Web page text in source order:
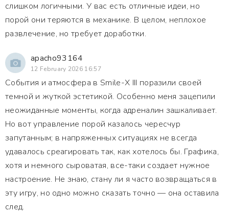
слишком логичными. У вас есть отличные идеи, но
порой они теряются в механике. В целом, неплохое
развлечение, но требует доработки.
apacho93164
12 February 2026 16:57
События и атмосфера в Smile-X III поразили своей
темной и жуткой эстетикой. Особенно меня зацепили
неожиданные моменты, когда адреналин зашкаливает.
Но вот управление порой казалось чересчур
запутанным; в напряженных ситуациях не всегда
удавалось среагировать так, как хотелось бы. Графика,
хотя и немного сыроватая, все-таки создает нужное
настроение. Не знаю, стану ли я часто возвращаться в
эту игру, но одно можно сказать точно — она оставила
след.